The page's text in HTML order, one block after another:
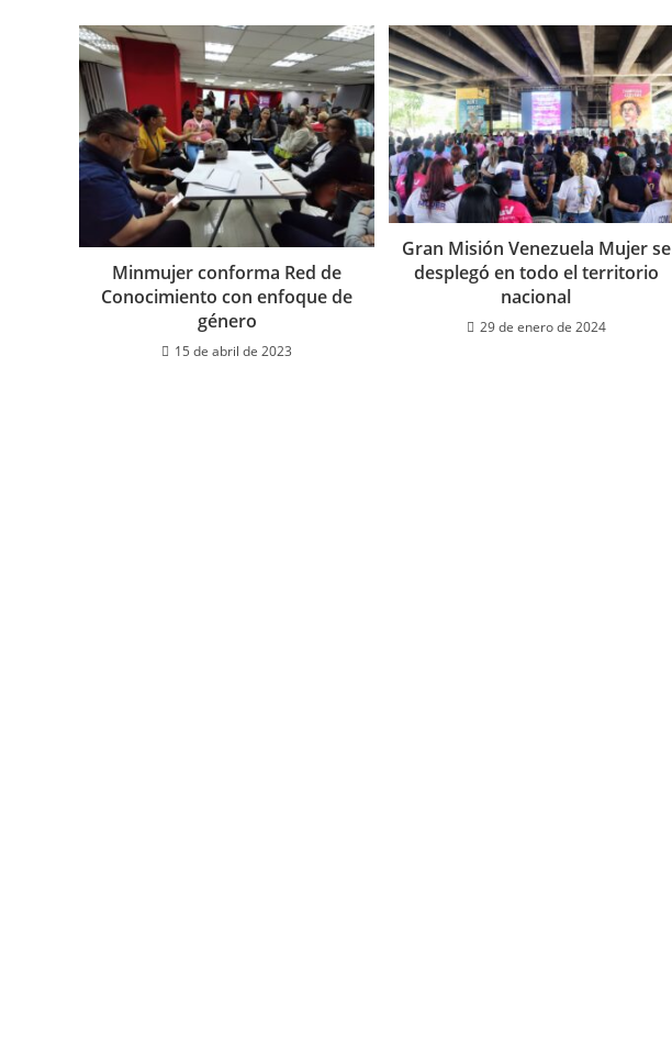
Minmujer conforma Red de
Conocimiento con enfoque de
género
15 de abril de 2023
Gran Misión Venezuela Mujer se
desplegó en todo el territorio
nacional
29 de enero de 2024